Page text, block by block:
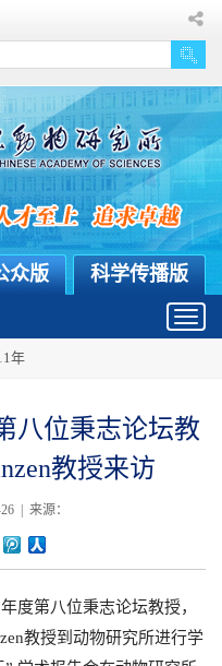
科学传播版
众版
年
八位秉志论坛教
教授来访
| 来源：
度第八位秉志论坛教授，
教授到动物研究所进行学